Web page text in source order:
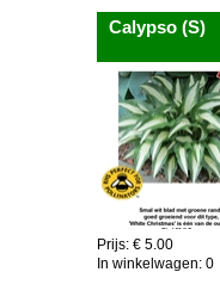
Calypso (S)
Prijs: € 5.00
In winkelwagen: 0